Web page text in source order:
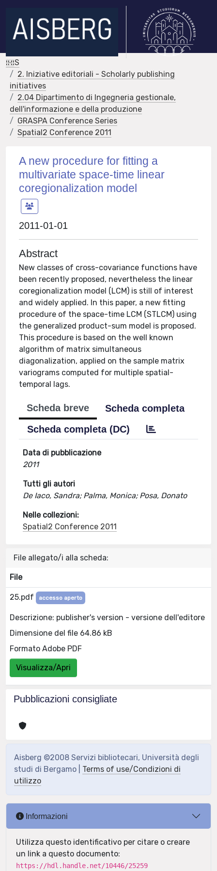
IRIS
2. Iniziative editoriali - Scholarly publishing
initiatives
2.04 Dipartimento di Ingegneria gestionale,
dell'informazione e della produzione
GRASPA Conference Series
Spatial2 Conference 2011
A new procedure for fitting a
multivariate space-time linear
coregionalization model
2011-01-01
Abstract
New classes of cross-covariance functions have
been recently proposed, nevertheless the linear
coregionalization model (LCM) is still of interest
and widely applied. In this paper, a new fitting
procedure of the space-time LCM (STLCM) using
the generalized product-sum model is proposed.
This procedure is based on the well known
algorithm of matrix simultaneous
diagonalization, applied on the sample matrix
variograms computed for multiple spatial-
temporal lags.
Scheda breve
Scheda completa
Scheda completa (DC)
Data di pubblicazione
2011
Tutti gli autori
De Iaco, Sandra; Palma, Monica; Posa, Donato
Nelle collezioni:
Spatial2 Conference 2011
File allegato/i alla scheda:
File
25.pdf accesso aperto
Descrizione: publisher's version - versione dell'editore
Dimensione del file 64.86 kB
Formato Adobe PDF
Visualizza/Apri
Pubblicazioni consigliate
Aisberg ©2008 Servizi bibliotecari, Università degli
studi di Bergamo | Terms of use/Condizioni di
utilizzo
Informazioni
Utilizza questo identificativo per citare o creare
un link a questo documento:
https://hdl.handle.net/10446/25259